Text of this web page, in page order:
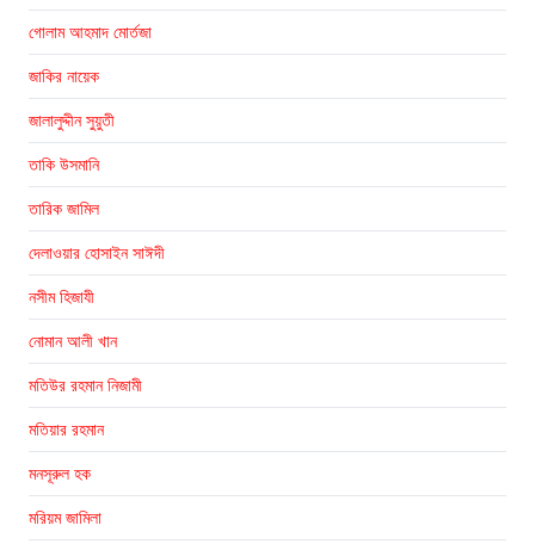
গোলাম আহমাদ মোর্তজা
জাকির নায়েক
জালালুদ্দীন সুয়ুতী
তাকি উসমানি
তারিক জামিল
দেলাওয়ার হোসাইন সাঈদী
নসীম হিজাযী
নোমান আলী খান
মতিউর রহমান নিজামী
মতিয়ার রহমান
মনসূরুল হক
মরিয়ম জামিলা